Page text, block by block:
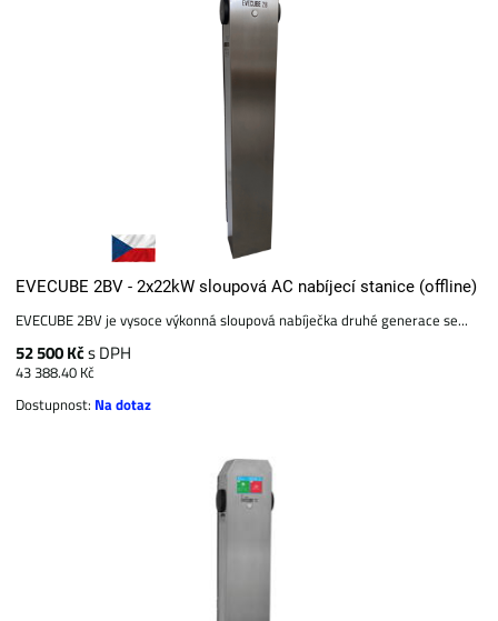
EVECUBE 2BV - 2x22kW sloupová AC nabíjecí stanice (offline)
EVECUBE 2BV je vysoce výkonná sloupová nabíječka druhé generace se...
52 500 Kčs DPH
43 388.40 Kč
Dostupnost: Na dotaz